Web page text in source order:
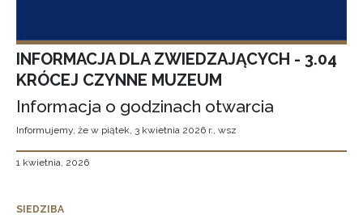
INFORMACJA DLA ZWIEDZAJĄCYCH - 3.04
KRÓCEJ CZYNNE MUZEUM
Informacja o godzinach otwarcia
Informujemy, że w piątek, 3 kwietnia 2026 r., wsz
1 kwietnia, 2026
SIEDZIBA